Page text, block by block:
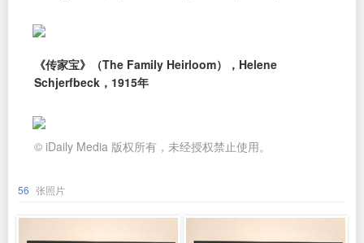
《传家宝》（The Family Heirloom），Helene
Schjerfbeck，1915年
© iDaily Media 版权所有，未经授权禁止使用。
56 张照片